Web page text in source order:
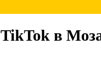
TikTok в